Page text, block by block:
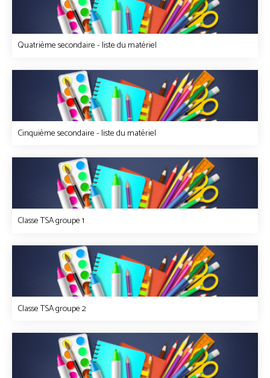
Quatrième secondaire - liste du matériel
Cinquième secondaire - liste du matériel
Classe TSA groupe 1
Classe TSA groupe 2